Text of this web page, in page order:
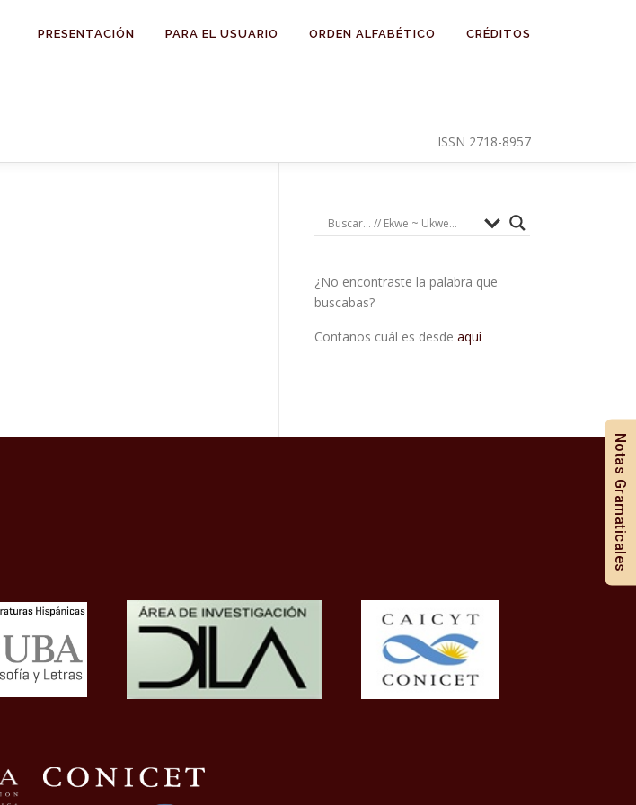
PRESENTACIÓN PARA EL USUARIO ORDEN ALFABÉTICO CRÉDITOS
ISSN 2718-8957
¿No encontraste la palabra que
buscabas?
Contanos cuál es desde aquí
Notas Gramaticales